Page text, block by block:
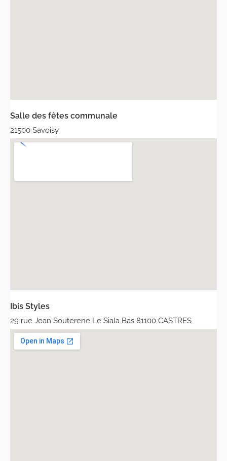
Salle des fêtes communale
21500 Savoisy
Ibis Styles
29 rue Jean Souterene Le Siala Bas 81100 CASTRES